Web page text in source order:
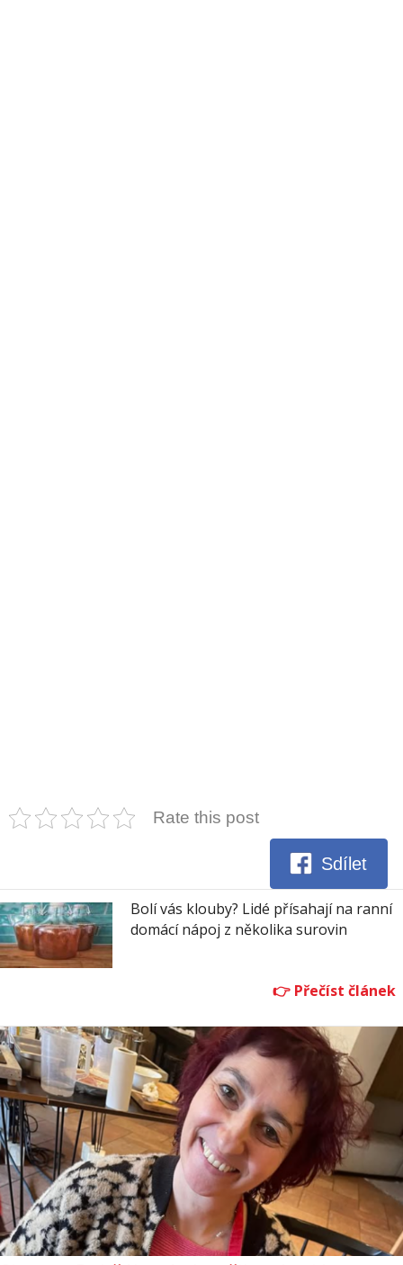
Rate this post
Sdílet
Bolí vás klouby? Lidé přísahají na ranní
domácí nápoj z několika surovin